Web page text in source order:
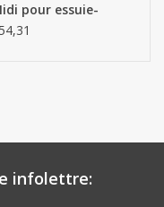
pour essuie-
en rouleau -
infolettre: